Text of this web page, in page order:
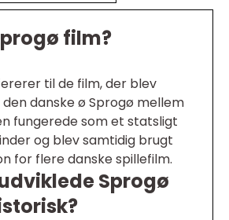
film?
til de film, der blev
danske ø Sprogø mellem
fungerede som et statsligt
og blev samtidig brugt
for flere danske spillefilm.
Sprogø